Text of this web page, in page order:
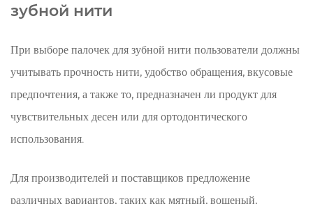
зубной нити
При выборе палочек для зубной нити пользователи должны
учитывать прочность нити, удобство обращения, вкусовые
предпочтения, а также то, предназначен ли продукт для
чувствительных десен или для ортодонтического
использования.
Для производителей и поставщиков предложение
различных вариантов, таких как мятный, вощеный,